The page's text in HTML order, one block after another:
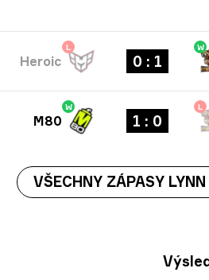
L
Heroic 0 : 1
W
W
M80 1 : 0
L
VŠECHNY ZÁPASY